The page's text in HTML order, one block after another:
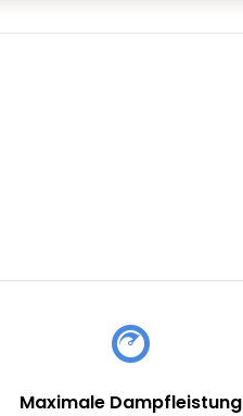
Maximale Dampfleistung